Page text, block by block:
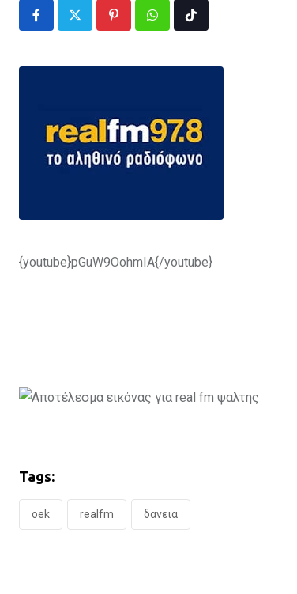
PinterestWhatsappTiktok
{youtube}pGuW9OohmIA{/youtube}
Tags:
oek realfm δανεια